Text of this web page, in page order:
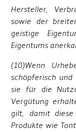
Hersteller,
sowie der
geistige
Eigentums
(10)Wenn
schöpferisch
sie für die
Vergütung
gilt, damit diese
Produkte wie